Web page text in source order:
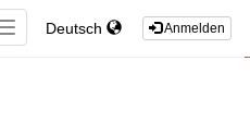
Anmelden
Deutsch
TOGGLE
NAVIGATION